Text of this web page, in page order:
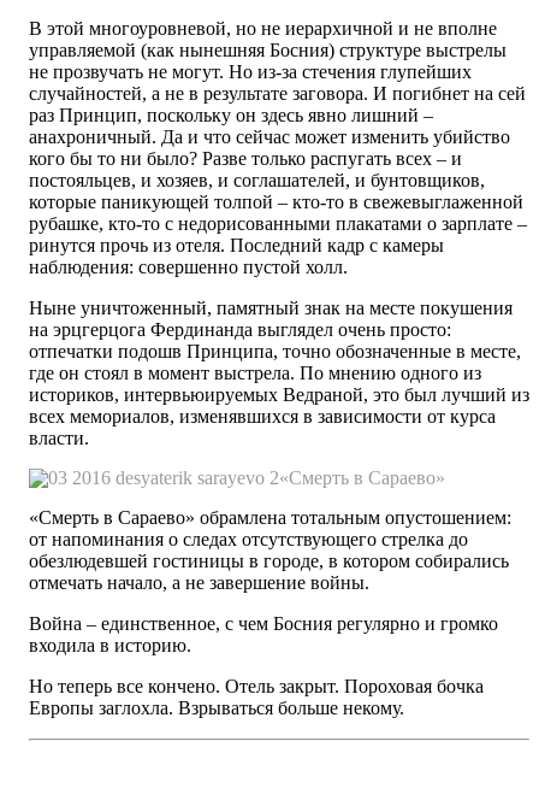
В этой многоуровневой, но не иерархичной и не вполне
управляемой (как нынешняя Босния) структуре выстрелы
не прозвучать не могут. Но из-за стечения глупейших
случайностей, а не в результате заговора. И погибнет на сей
раз Принцип, поскольку он здесь явно лишний –
анахроничный. Да и что сейчас может изменить убийство
кого бы то ни было? Разве только распугать всех – и
постояльцев, и хозяев, и соглашателей, и бунтовщиков,
которые паникующей толпой – кто-то в свежевыглаженной
рубашке, кто-то с недорисованными плакатами о зарплате –
ринутся прочь из отеля. Последний кадр с камеры
наблюдения: совершенно пустой холл.
Ныне уничтоженный, памятный знак на месте покушения
на эрцгерцога Фердинанда выглядел очень просто:
отпечатки подошв Принципа, точно обозначенные в месте,
где он стоял в момент выстрела. По мнению одного из
историков, интервьюируемых Ведраной, это был лучший из
всех мемориалов, изменявшихся в зависимости от курса
власти.
«Смерть в Сараево»
«Смерть в Сараево» обрамлена тотальным опустошением:
от напоминания о следах отсутствующего стрелка до
обезлюдевшей гостиницы в городе, в котором собирались
отмечать начало, а не завершение войны.
Война – единственное, с чем Босния регулярно и громко
входила в историю.
Но теперь все кончено. Отель закрыт. Пороховая бочка
Европы заглохла. Взрываться больше некому.